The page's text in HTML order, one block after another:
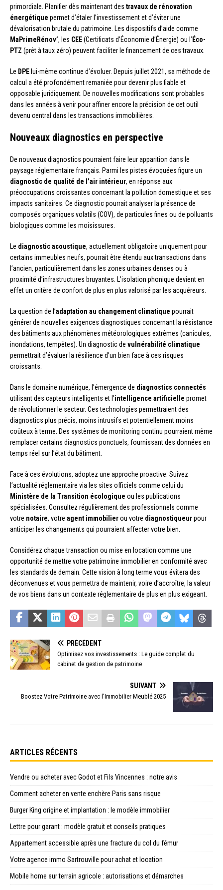
primordiale. Planifier dès maintenant des travaux de rénovation
énergétique permet d’étaler l’investissement et d’éviter une
dévalorisation brutale du patrimoine. Les dispositifs d’aide comme
MaPrimeRénov’, les CEE(Certificats d’Économie d’Énergie) ou l’ Éco-
PTZ (prêt à taux zéro) peuvent faciliter le financement de ces travaux.
Le DPE lui-même continue d’évoluer. Depuis juillet 2021, sa méthode de
calcul a été profondément remaniée pour devenir plus fiable et
opposable juridiquement. De nouvelles modifications sont probables
dans les années à venir pour affiner encore la précision de cet outil
devenu central dans les transactions immobilières.
Nouveaux diagnostics en perspective
De nouveaux diagnostics pourraient faire leur apparition dans le
paysage réglementaire français. Parmi les pistes évoquées figure un
diagnostic de qualité de l’air intérieur, en réponse aux
préoccupations croissantes concernant la pollution domestique et ses
impacts sanitaires. Ce diagnostic pourrait analyser la présence de
composés organiques volatils (COV), de particules fines ou de polluants
biologiques comme les moisissures.
Le diagnostic acoustique, actuellement obligatoire uniquement pour
certains immeubles neufs, pourrait être étendu aux transactions dans
l’ancien, particulièrement dans les zones urbaines denses ou à
proximité d’infrastructures bruyantes. L’isolation phonique devient en
effet un critère de confort de plus en plus valorisé par les acquéreurs.
La question de l’adaptation au changement climatique pourrait
générer de nouvelles exigences diagnostiques concernant la résistance
des bâtiments aux phénomènes météorologiques extrêmes (canicules,
inondations, tempêtes). Un diagnostic de vulnérabilité climatique
permettrait d’évaluer la résilience d’un bien face à ces risques
croissants.
Dans le domaine numérique, l’émergence de diagnostics connectés
utilisant des capteurs intelligents et l’intelligence artificielle promet
de révolutionner le secteur. Ces technologies permettraient des
diagnostics plus précis, moins intrusifs et potentiellement moins
coûteux à terme. Des systèmes de monitoring continu pourraient même
remplacer certains diagnostics ponctuels, fournissant des données en
temps réel sur l’état du bâtiment.
Face à ces évolutions, adoptez une approche proactive. Suivez
l’actualité réglementaire via les sites officiels comme celui du
Ministère de la Transition écologique ou les publications
spécialisées. Consultez régulièrement des professionnels comme
votre notaire, votre agent immobilierou votre diagnostiqueurpour
anticiper les changements qui pourraient affecter votre bien.
Considérez chaque transaction ou mise en location comme une
opportunité de mettre votre patrimoine immobilier en conformité avec
les standards de demain. Cette vision à long terme vous évitera des
déconvenues et vous permettra de maintenir, voire d’accroître, la valeur
de vos biens dans un contexte réglementaire de plus en plus exigeant.
PRÉCÉDENT
Optimisez vos investissements : Le guide complet du
cabinet de gestion de patrimoine
SUIVANT
Boostez Votre Patrimoine avec l’Immobilier Meublé 2025
ARTICLES RÉCENTS
Vendre ou acheter avec Godot et Fils Vincennes : notre avis
Comment acheter en vente enchère Paris sans risque
Burger King origine et implantation : le modèle immobilier
Lettre pour garant : modèle gratuit et conseils pratiques
Appartement accessible après une fracture du col du fémur
Votre agence immo Sartrouville pour achat et location
Mobile home sur terrain agricole : autorisations et démarches